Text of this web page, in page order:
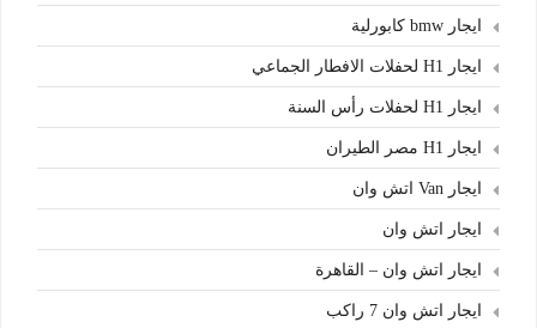
ايجار bmw كابورلية
ايجار H1 لحفلات الافطار الجماعي
ايجار H1 لحفلات رأس السنة
ايجار H1 مصر الطيران
ايجار Van اتش وان
ايجار اتش وان
ايجار اتش وان – القاهرة
ايجار اتش وان 7 راكب